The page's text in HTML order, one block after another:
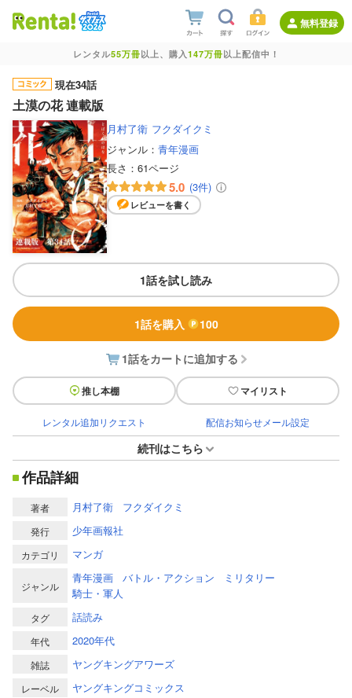
無料登録
レンタル55万冊以上、購入147万冊以上配信中！
現在34話
土漠の花 連載版
月村了衛 フクダイクミ
ジャンル： 青年漫画
長さ： 61ページ
5.0 (3件)
レビューを書く
1話を試し読み
1話を購入 100
1話をカートに追加する
推し本棚 マイリスト
レンタル追加リクエスト 配信お知らせメール設定
続刊はこちら
作品詳細
著者 月村了衛 フクダイクミ
発行 少年画報社
カテゴリ マンガ
ジャンル
青年漫画 バトル・アクション
ミリタリー
騎士・軍人
タグ 話読み
年代 2020年代
雑誌 ヤングキングアワーズ
レーベル ヤングキングコミックス